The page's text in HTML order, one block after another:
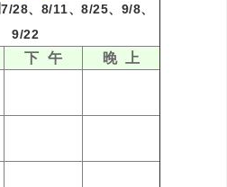
7/28、8/11、8/25、9/8、
9/22
下 午
晚 上